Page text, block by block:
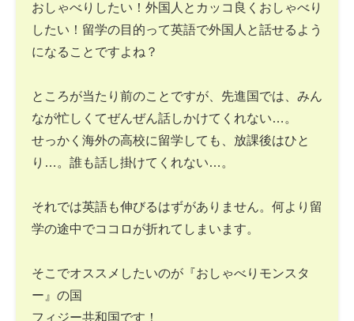
おしゃべりしたい！外国人とカッコ良くおしゃべり
したい！留学の目的って英語で外国人と話せるよう
になることですよね？
ところが当たり前のことですが、先進国では、みん
なが忙しくてぜんぜん話しかけてくれない…。
せっかく海外の高校に留学しても、放課後はひと
り…。誰も話し掛けてくれない…。
それでは英語も伸びるはずがありません。何より留
学の途中でココロが折れてしまいます。
そこでオススメしたいのが『おしゃべりモンスタ
ー』の国
フィジー共和国です！